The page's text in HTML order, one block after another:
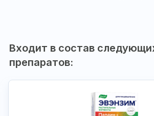
Входит в состав
препаратов: